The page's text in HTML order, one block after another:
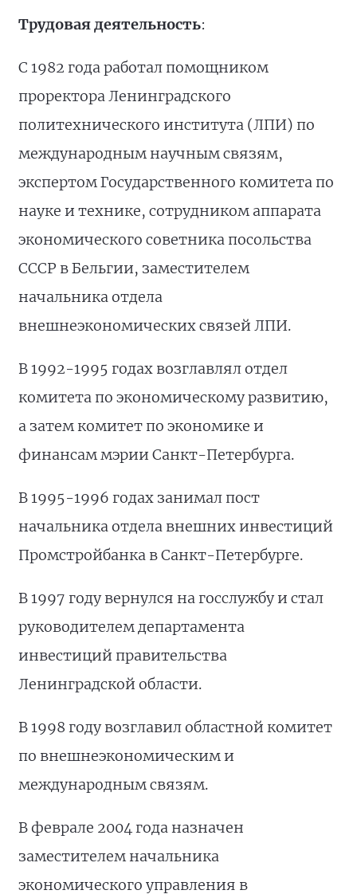
Трудовая деятельность:
С 1982 года работал помощником
проректора Ленинградского
политехнического института (ЛПИ) по
международным научным связям,
экспертом Государственного комитета по
науке и технике, сотрудником аппарата
экономического советника посольства
СССР в Бельгии, заместителем
начальника отдела
внешнеэкономических связей ЛПИ.
В 1992-1995 годах возглавлял отдел
комитета по экономическому развитию,
а затем комитет по экономике и
финансам мэрии Санкт-Петербурга.
В 1995-1996 годах занимал пост
начальника отдела внешних инвестиций
Промстройбанка в Санкт-Петербурге.
В 1997 году вернулся на госслужбу и стал
руководителем департамента
инвестиций правительства
Ленинградской области.
В 1998 году возглавил областной комитет
по внешнеэкономическим и
международным связям.
В феврале 2004 года назначен
заместителем начальника
экономического управления в